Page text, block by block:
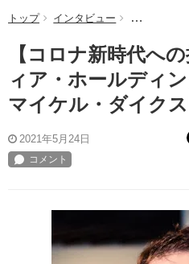
トップ インタビュー 【コロナ新
【コロナ新時代へ
ィア・ホールディ
マイケル・ダイク
2021年5月24日